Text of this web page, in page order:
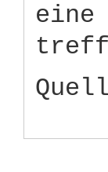
eine